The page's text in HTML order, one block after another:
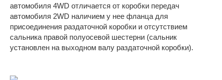
автомобиля 4WD отличается от коробки передач
автомобиля 2WD наличием у нее фланца для
присоединения раздаточной коробки и отсутствием
сальника правой полуосевой шестерни (сальник
установлен на выходном валу раздаточной коробки).